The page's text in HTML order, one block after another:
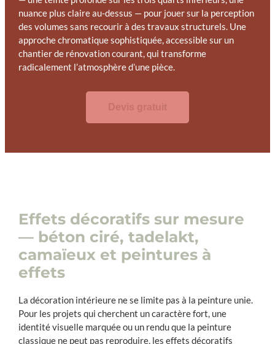
nuance plus claire au-dessus — pour jouer sur la perception
des volumes sans recourir à des travaux structurels. Une
approche chromatique sophistiquée, accessible sur un
chantier de rénovation courant, qui transforme
radicalement l’atmosphère d’une pièce.
Devis gratuit
Effets décoratifs sur mesure
— béton ciré, tadelakt,
camaïeux et peintures à
effets
La décoration intérieure ne se limite pas à la peinture unie.
Pour les projets qui cherchent un caractère fort, une
identité visuelle marquée ou un rendu que la peinture
classique ne peut pas reproduire, les effets décoratifs